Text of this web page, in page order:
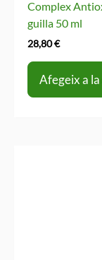
Complex
guilla 50 ml
28,80€
Afegeix a